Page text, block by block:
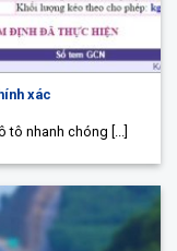
xác
tô nhanh chóng [...]